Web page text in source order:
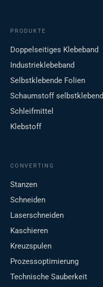
PRODUKTE
Doppelseitiges Klebeband
Industrieklebeband
Selbstklebende Folien
Schaumstoff selbstklebend
Schleifmittel
Klebstoff
CONVERTING
Stanzen
Schneiden
Laserschneiden
Kaschieren
Kreuzspulen
Prozessoptimierung
Technische Sauberkeit